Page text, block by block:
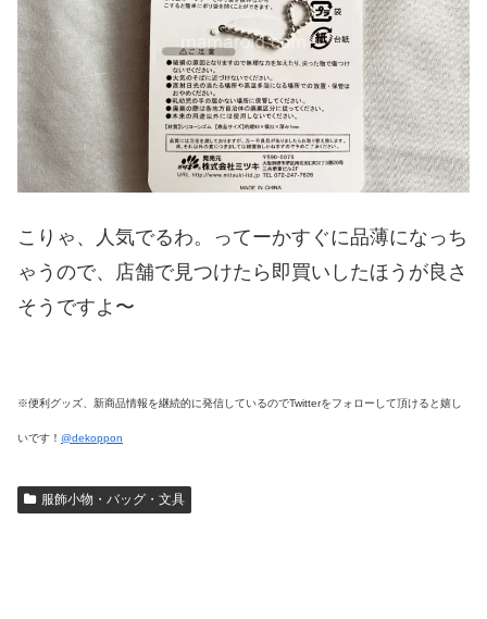
こりゃ、人気でるわ。ってーかすぐに品薄になっち
ゃうので、店舗で見つけたら即買いしたほうが良さ
そうですよ〜
※便利グッズ、新商品情報を継続的に発信しているのでTwitterをフォローして頂けると嬉し
いです！ @dekoppon
服飾小物・バッグ・文具